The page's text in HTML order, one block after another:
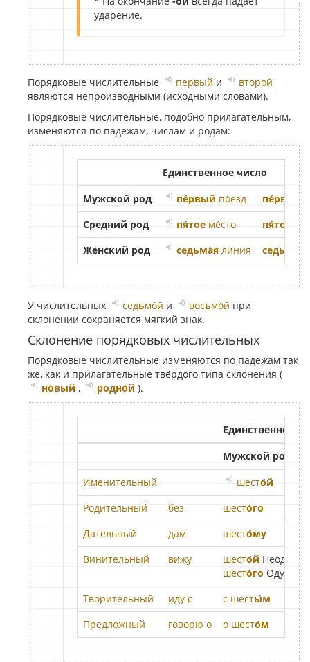
ударение.
Порядковые числительные первый и
второй
являются непроизводными (исходными словами).
Порядковые числительные, подобно прилагательным,
изменяются по падежам, числам и родам:
Единственное число
Мужской род
пе́рвый по́езд пе́рвого
Средний род
пя́тое ме́сто пя́того
Женский род
седьма́я ли́ния седьмо́й
У числительных седьмо́й и восьмо́й при
склонении сохраняется мягкий знак.
Склонение порядковых числительных
Порядковые числительные изменяются по падежам так
же, как и прилагательные твёрдого типа склонения (
но́вый , родно́й ).
Единственное
Мужской род
Именительный
шесто́й
Родительный
без шесто́го
Дательный
дам шесто́му
Винительный
вижу шесто́й Неод.
шесто́го Одуш.
Творительный
иду с с шесты́м
Предложный
говорю о о шесто́м